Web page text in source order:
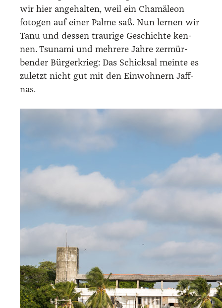
wir hier ange­hal­ten, weil ein Cha­mä­le­on
foto­gen auf einer Pal­me saß. Nun ler­nen wir
Tanu und des­sen trau­ri­ge Geschich­te ken­
nen. Tsu­na­mi und meh­re­re Jah­re zer­mür­
ben­der Bür­ger­krieg: Das Schick­sal mein­te es
zuletzt nicht gut mit den Ein­woh­nern Jaff­
nas.